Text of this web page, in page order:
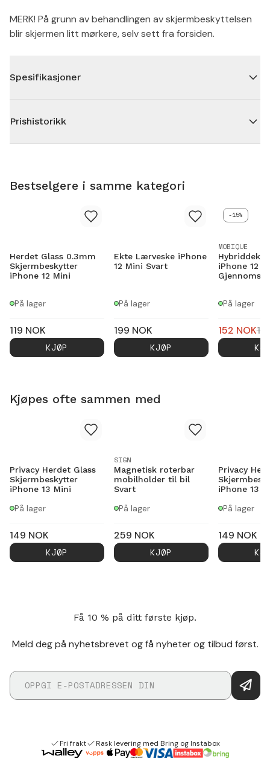
MERK! På grunn av behandlingen av skjermbeskyttelsen
blir skjermen litt mørkere, selv sett fra forsiden.
Spesifikasjoner
Prishistorikk
Bestselgere i samme kategori
Herdet Glass 0.3mm
Skjermbeskytter
iPhone 12 Mini
På lager
119 NOK
KJØP
Ekte Lærveske iPhone
12 Mini Svart
På lager
199 NOK
KJØP
-15%
MOBIQUE
iPhone 12
På lager
152 NOK
Kjøpes ofte sammen med
Privacy Herdet Glass
Skjermbeskytter
iPhone 13 Mini
På lager
149 NOK
KJØP
SIGN
Magnetisk roterbar
mobilholder til bil
Svart
På lager
259 NOK
KJØP
Privacy
iPhone 13
På lager
149 NOK
Få 10 % på ditt første kjøp.
Meld deg på nyhetsbrevet og få nyheter og tilbud først.
Fri frakt Rask levering med Bring og Instabox